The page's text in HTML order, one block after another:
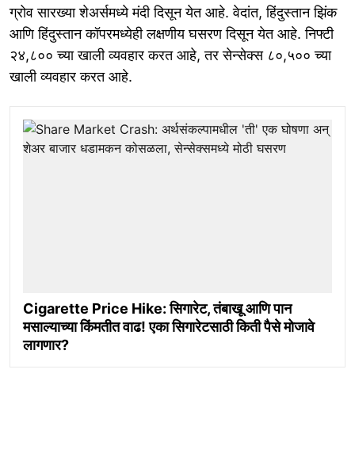
ग्रोव सारख्या शेअर्समध्ये मंदी दिसून येत आहे. वेदांत, हिंदुस्तान झिंक
आणि हिंदुस्तान कॉपरमध्येही लक्षणीय घसरण दिसून येत आहे. निफ्टी
२४,८०० च्या खाली व्यवहार करत आहे, तर सेन्सेक्स ८०,५०० च्या
खाली व्यवहार करत आहे.
Cigarette Price Hike: सिगारेट, तंबाखू आणि पान
मसाल्याच्या किंमतीत वाढ! एका सिगारेटसाठी किती पैसे मोजावे
लागणार?